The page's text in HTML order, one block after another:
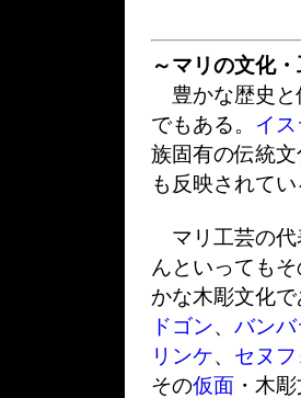
～マリの文化
豊かな歴史と
でもある。 イ
族固有の伝統
も反映されて
マリ工芸の代
んといっても
かな木彫文化
ドゴン、 バンバ
リンケ、 セヌフ
その仮面 ・木